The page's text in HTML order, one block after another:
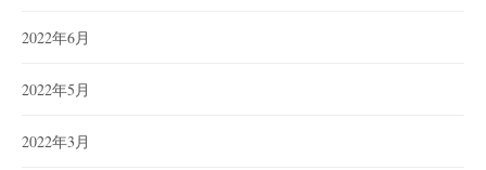
2022年6月
2022年5月
2022年3月